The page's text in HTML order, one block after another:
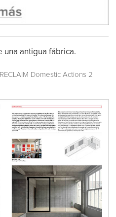
una antigua fábrica.
Domestic Actions 2